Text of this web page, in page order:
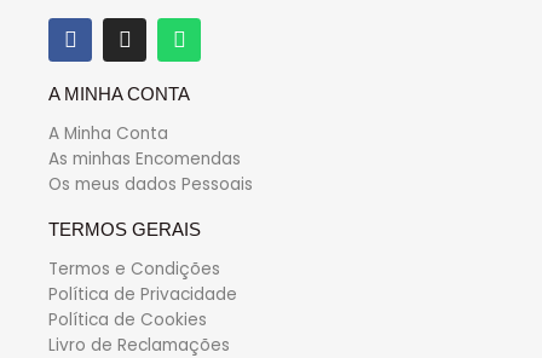
A MINHA CONTA
A Minha Conta
As minhas Encomendas
Os meus dados Pessoais
TERMOS GERAIS
Termos e Condições
Política de Privacidade
Política de Cookies
Livro de Reclamações